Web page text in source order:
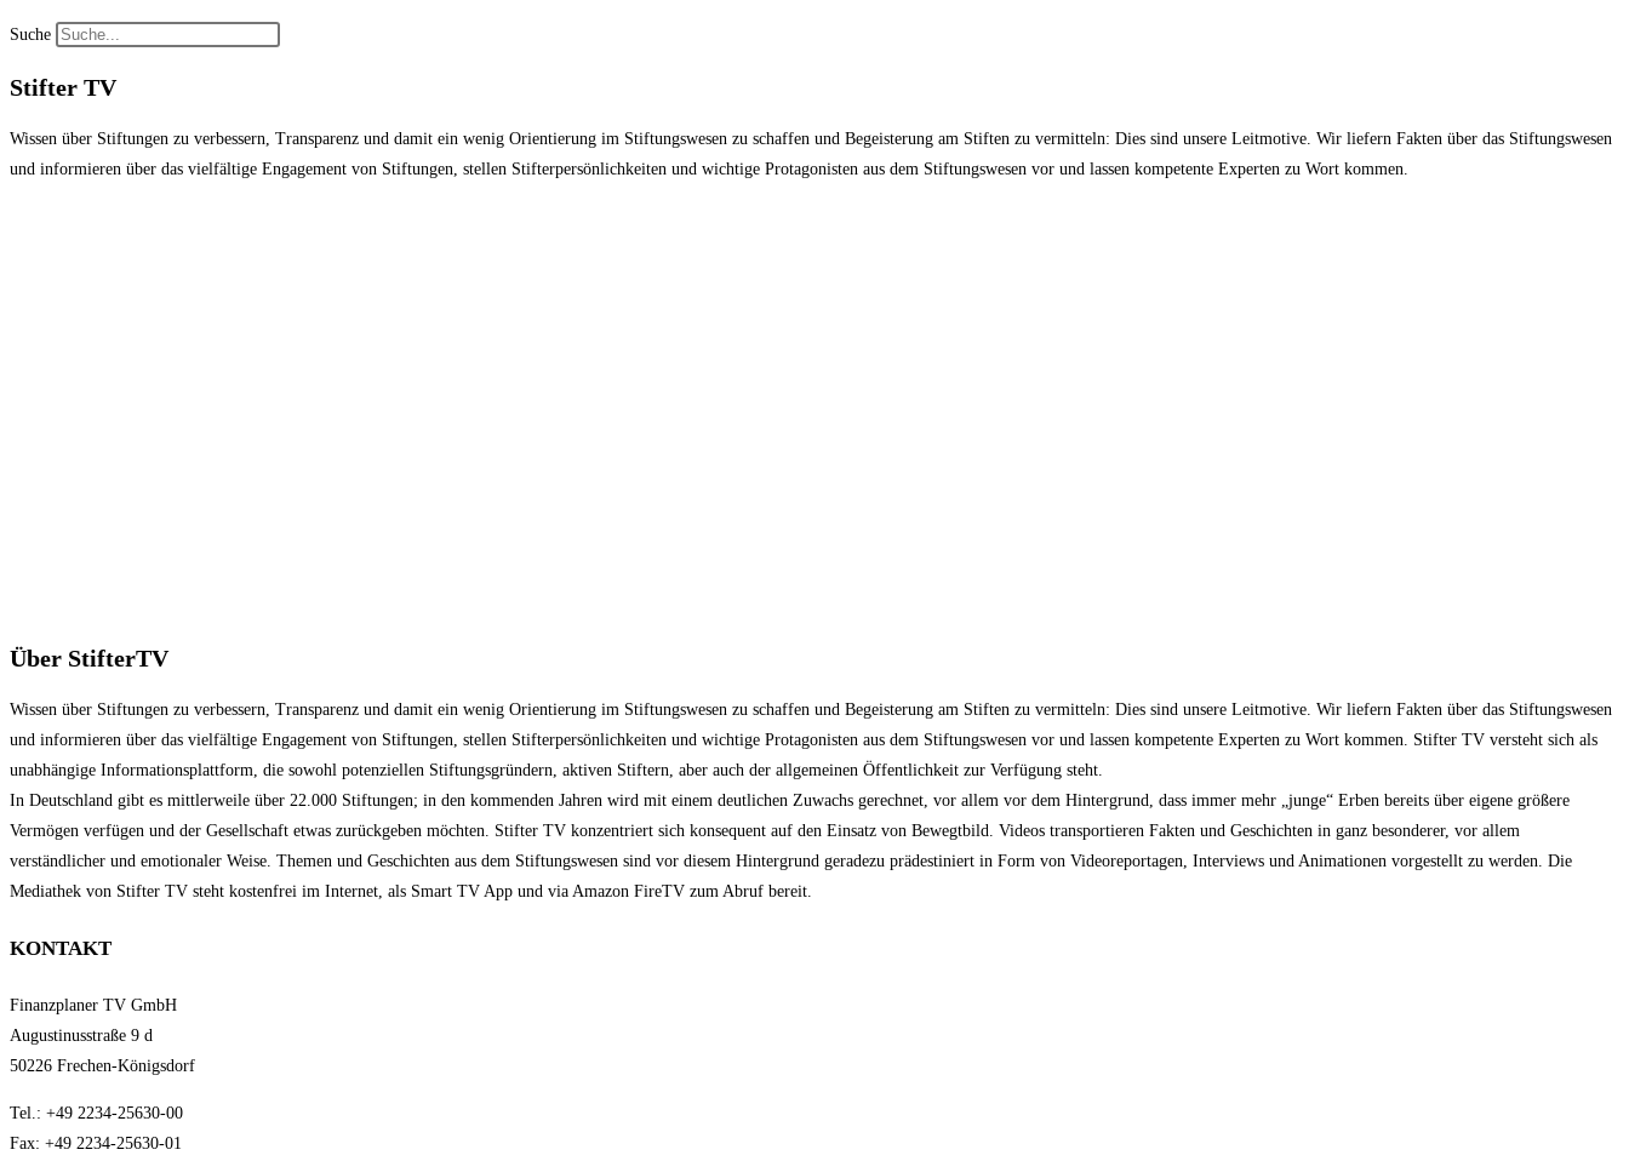
Suche
Stifter TV
Wissen über Stiftungen zu verbessern, Transparenz und damit ein wenig Orientierung im Stiftungswesen zu schaffen und Begeisterung am Stiften zu vermitteln: Dies sind unsere Leitmotive. Wir liefern Fakten über das Stiftungswesen
und informieren über das vielfältige Engagement von Stiftungen, stellen Stifterpersönlichkeiten und wichtige Protagonisten aus dem Stiftungswesen vor und lassen kompetente Experten zu Wort kommen.
Über StifterTV
Wissen über Stiftungen zu verbessern, Transparenz und damit ein wenig Orientierung im Stiftungswesen zu schaffen und Begeisterung am Stiften zu vermitteln: Dies sind unsere Leitmotive. Wir liefern Fakten über das Stiftungswesen
und informieren über das vielfältige Engagement von Stiftungen, stellen Stifterpersönlichkeiten und wichtige Protagonisten aus dem Stiftungswesen vor und lassen kompetente Experten zu Wort kommen. Stifter TV versteht sich als
unabhängige Informationsplattform, die sowohl potenziellen Stiftungsgründern, aktiven Stiftern, aber auch der allgemeinen Öffentlichkeit zur Verfügung steht.
In Deutschland gibt es mittlerweile über 22.000 Stiftungen; in den kommenden Jahren wird mit einem deutlichen Zuwachs gerechnet, vor allem vor dem Hintergrund, dass immer mehr „junge“ Erben bereits über eigene größere
Vermögen verfügen und der Gesellschaft etwas zurückgeben möchten. Stifter TV konzentriert sich konsequent auf den Einsatz von Bewegtbild. Videos transportieren Fakten und Geschichten in ganz besonderer, vor allem
verständlicher und emotionaler Weise. Themen und Geschichten aus dem Stiftungswesen sind vor diesem Hintergrund geradezu prädestiniert in Form von Videoreportagen, Interviews und Animationen vorgestellt zu werden. Die
Mediathek von Stifter TV steht kostenfrei im Internet, als Smart TV App und via Amazon FireTV zum Abruf bereit.
KONTAKT
Finanzplaner TV GmbH
Augustinusstraße 9 d
50226 Frechen-Königsdorf
Tel.: +49 2234-25630-00
Fax: +49 2234-25630-01